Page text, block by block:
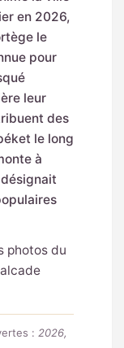
en 2026,
le
pour
leur
des
le long
à
photos du
: 2026,